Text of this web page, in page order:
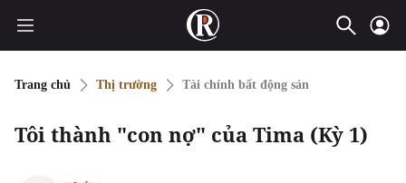
Trang chủ Thị trường Tài chính bất động sản
Tôi thành "con nợ" của Tima (Kỳ 1)